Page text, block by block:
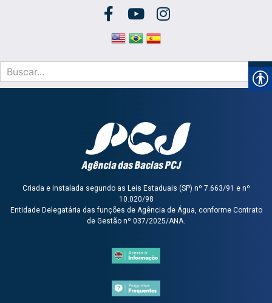
Criada e instalada segundo as Leis Estaduais (SP) nº 7.663/91 e nº
10.020/98
Entidade Delegatária das funções de Agência de Água, conforme Contrato
de Gestão nº 037/2025/ANA.